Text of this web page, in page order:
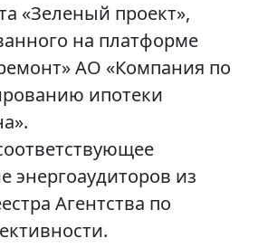
«Зеленый проект»,
на платформе
АО «Компания по
ипотеки
энергоаудиторов из
Агентства по